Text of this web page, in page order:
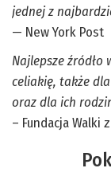
jednej z
— New York Post
Najlepsze
celiakię, także
oraz dla ich
– Fundacja Walki